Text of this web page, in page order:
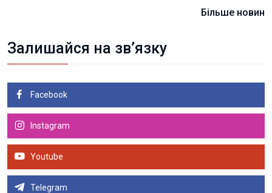
Більше новин
Залишайся на зв’язку
Facebook
Instagram
Youtube
Telegram